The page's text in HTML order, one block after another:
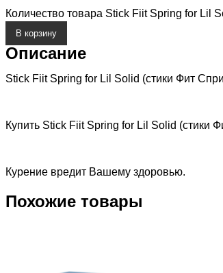
Количество товара Stick Fiit Spring for Lil
В корзину
Описание
Stick Fiit Spring for Lil Solid (стики Фит
Купить Stick Fiit Spring for Lil Solid
Курение вредит Вашему здоровью.
Похожие товары